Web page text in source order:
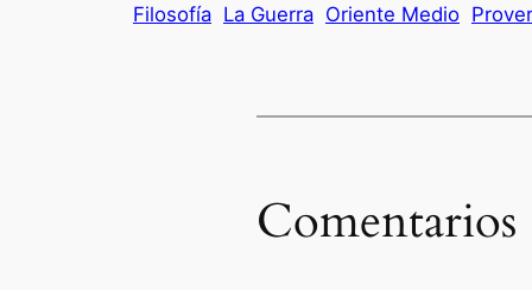
Filosofía La Guerra Oriente Medio
Comentarios